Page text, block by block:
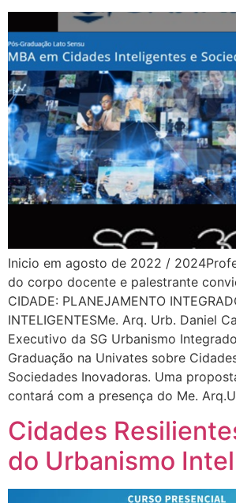
Inicio em agosto de 2022 /
do corpo docente e palestrante
CIDADE: PLANEJAMENTO
INTELIGENTESMe. Arq. Urb. Daniel
Executivo da SG Urbanismo
Graduação na Univates sobre
Sociedades Inovadoras. Uma
contará com a presença do Me.
Cidades
do Urbanismo